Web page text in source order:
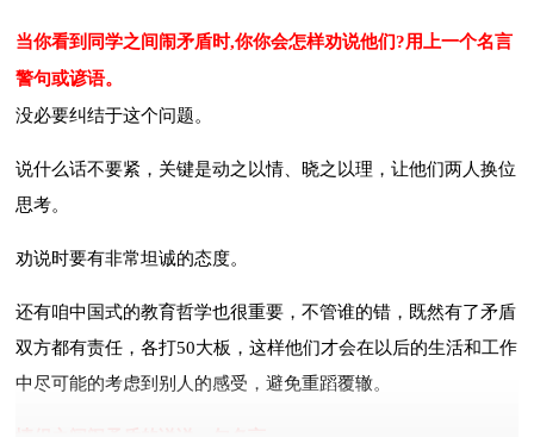
当你看到同学之间闹矛盾时,你你会怎样劝说他们?用上一个名言
警句或谚语。
没必要纠结于这个问题。
说什么话不要紧，关键是动之以情、晓之以理，让他们两人换位
思考。
劝说时要有非常坦诚的态度。
还有咱中国式的教育哲学也很重要，不管谁的错，既然有了矛盾
双方都有责任，各打50大板，这样他们才会在以后的生活和工作
中尽可能的考虑到别人的感受，避免重蹈覆辙。